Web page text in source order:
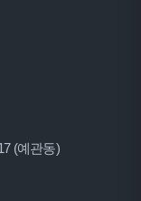
(예관동)